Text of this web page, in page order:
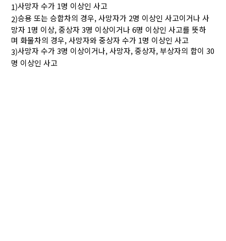
1)사망자 수가 1명 이상인 사고
2)승용 또는 승합차의 경우, 사망자가 2명 이상인 사고이거나 사
망자 1명 이상, 중상자 3명 이상이거나 6명 이상인 사고를 뜻하
며 화물차의 경우, 사망자와 중상자 수가 1명 이상인 사고
3)사망자 수가 3명 이상이거나, 사망자, 중상자, 부상자의 합이 30
명 이상인 사고